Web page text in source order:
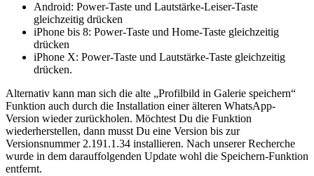
Android: Power-Taste und Lautstärke-Leiser-Taste
gleichzeitig drücken
iPhone bis 8: Power-Taste und Home-Taste gleichzeitig
drücken
iPhone X: Power-Taste und Lautstärke-Taste gleichzeitig
drücken.
Alternativ kann man sich die alte „Profilbild in Galerie speichern“
Funktion auch durch die Installation einer älteren WhatsApp-
Version wieder zurückholen. Möchtest Du die Funktion
wiederherstellen, dann musst Du eine Version bis zur
Versionsnummer 2.191.1.34 installieren. Nach unserer Recherche
wurde in dem darauffolgenden Update wohl die Speichern-Funktion
entfernt.